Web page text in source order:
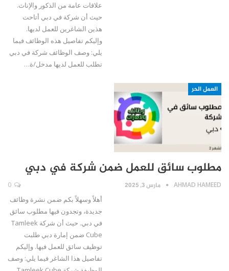
علاقات عامة من الذكور والإناث.
حيث أن شركة في دبي أتاحت
هذين الشاغرين للعمل لديها.
وإليكم تفاصيل هذه الوظائف فيما
يلي: وصف الوظائف شركة في دبي
تطلب للعمل لديها مدخل/ة…
العمل الحر
مطلوب سائق للعمل ضمن شركة في دبي
AHMAD HAMEED مارس 3, 2025
أهلاً وسهلاً بكم ضمن نشرة وظائف
جديدة، وتجدون فيها مطلوب سائق
في دبي. حيث أن شركة Tamleek
Cube ضمن إمارة دبي طلبت
توظيف سائق للعمل فيها. وإليكم
تفاصيل هذا الشاغر فيما يلي: وصف